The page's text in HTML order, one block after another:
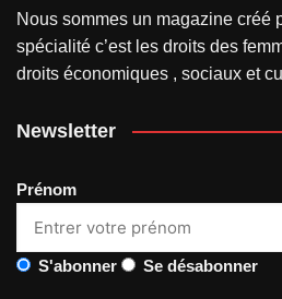
Nous sommes un magazine créé
spécialité c’est les droits des
droits économiques , sociaux et
Newsletter
Prénom
S'abonner Se désabonner